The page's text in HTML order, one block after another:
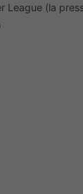
League (la